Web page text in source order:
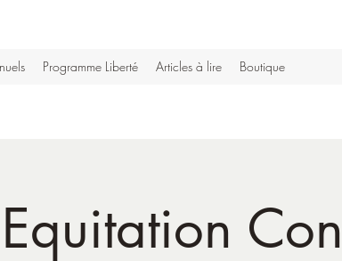
Programme Liberté Articles à lire Boutique